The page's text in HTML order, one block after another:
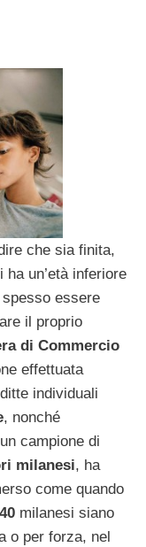
che sia finita,
un’età inferiore
essere
il proprio
di Commercio
effettuata
individuali
, nonché
campione di
milanesi, ha
come quando
milanesi siano
o per forza, nel